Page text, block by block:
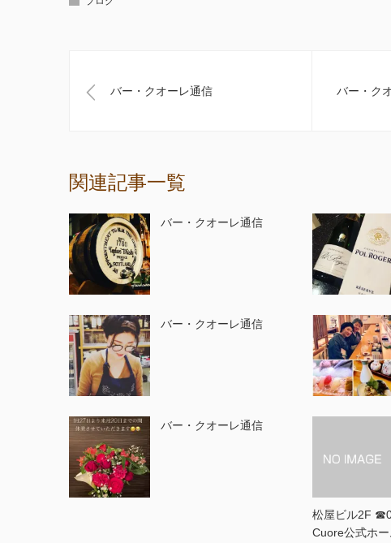
バー・クオーレ通信 バー・ク
関連記事一覧
バー・クオーレ通信
バー・クオーレ通信
バー・クオーレ通信
松屋ビル2F
Cuore公式ホー